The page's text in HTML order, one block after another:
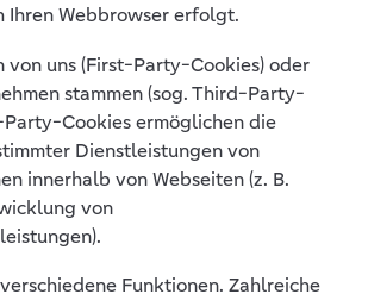
Ihren Webbrowser erfolgt.
von uns (First-Party-Cookies) oder
stammen (sog. Third-Party-
Cookies ermöglichen die
Dienstleistungen von
innerhalb von Webseiten (z. B.
von
Funktionen. Zahlreiche